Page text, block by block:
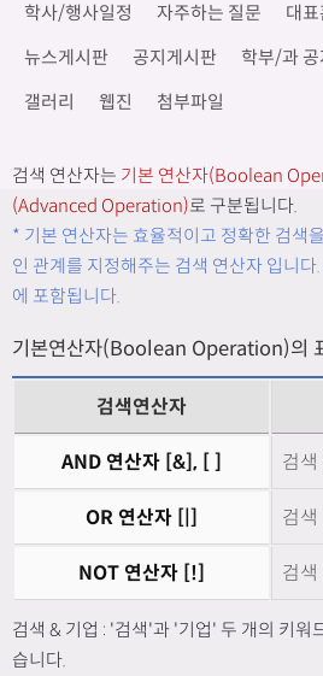
학사/행사일정
자주하는 질문 대
뉴스게시판
공지게시판 학부/과 공
갤러리
웹진 첨부파일
검색 연산자는 기본 연산자(Boolean
(Advanced Operation)로 구분됩니다.
* 기본 연산자는 효율적이고 정확한 검색
인 관계를 지정해주는 검색 연산자 입니다
에 포함됩니다.
기본연산자(Boolean Operation)의
검색연산자
AND 연산자 [&], [ ] 검색
OR 연산자 [|] 검색
NOT 연산자 [!] 검색
검색 & 기업 : '검색'과 '기업' 두 개의 키워
습니다.